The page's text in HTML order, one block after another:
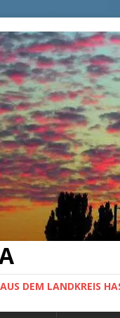
DEM LANDKREIS